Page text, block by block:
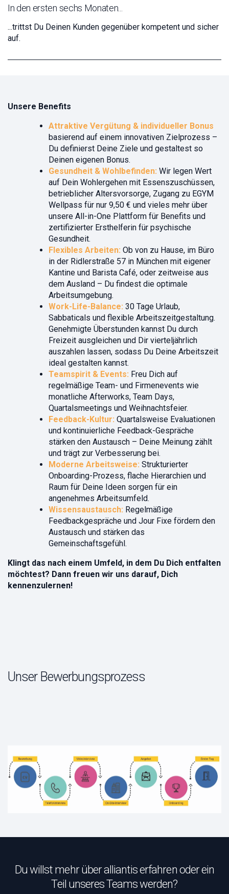
In den ersten sechs Monaten...
...trittst Du Deinen Kunden gegenüber kompetent und sicher
auf.
Unsere Benefits
Attraktive Vergütung & individueller Bonus
basierend auf einem innovativen Zielprozess –
Du definierst Deine Ziele und gestaltest so
Deinen eigenen Bonus.
Gesundheit & Wohlbefinden: Wir legen Wert
auf Dein Wohlergehen mit Essenszuschüssen,
betrieblicher Altersvorsorge, Zugang zu EGYM
Wellpass für nur 9,50 € und vieles mehr über
unsere All-in-One Plattform für Benefits und
zertifizierter Ersthelferin für psychische
Gesundheit.
Flexibles Arbeiten: Ob von zu Hause, im Büro
in der Ridlerstraße 57 in München mit eigener
Kantine und Barista Café, oder zeitweise aus
dem Ausland – Du findest die optimale
Arbeitsumgebung.
Work-Life-Balance: 30 Tage Urlaub,
Sabbaticals und flexible Arbeitszeitgestaltung.
Genehmigte Überstunden kannst Du durch
Freizeit ausgleichen und Dir vierteljährlich
auszahlen lassen, sodass Du Deine Arbeitszeit
ideal gestalten kannst.
Teamspirit & Events: Freu Dich auf
regelmäßige Team- und Firmenevents wie
monatliche Afterworks, Team Days,
Quartalsmeetings und Weihnachtsfeier.
Feedback-Kultur: Quartalsweise Evaluationen
und kontinuierliche Feedback-Gespräche
stärken den Austausch – Deine Meinung zählt
und trägt zur Verbesserung bei.
Moderne Arbeitsweise: Strukturierter
Onboarding-Prozess, flache Hierarchien und
Raum für Deine Ideen sorgen für ein
angenehmes Arbeitsumfeld.
Wissensaustausch: Regelmäßige
Feedbackgespräche und Jour Fixe fördern den
Austausch und stärken das
Gemeinschaftsgefühl.
Klingt das nach einem Umfeld, in dem Du Dich entfalten
möchtest? Dann freuen wir uns darauf, Dich
kennenzulernen!
Unser Bewerbungsprozess
Du willst mehr über alliantis erfahren oder ein
Teil unseres Teams werden?